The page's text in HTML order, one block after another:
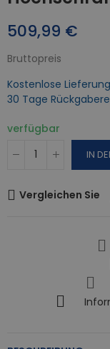
509,99 €
Bruttopreis
Kostenlose
30 Tage
verfügbar
IN
Vergleichen Sie